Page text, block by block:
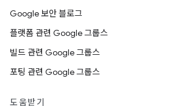
Google 보안 블로그
플랫폼 관련 Google 그룹스
빌드 관련 Google 그룹스
포팅 관련 Google 그룹스
도움받기